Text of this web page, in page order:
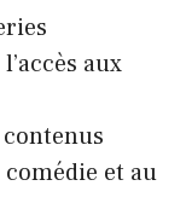
aux
et au